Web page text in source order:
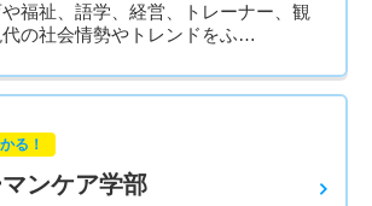
福祉、語学、経営、トレーナー、観
の社会情勢やトレンドをふ…
る！
ンケア学部